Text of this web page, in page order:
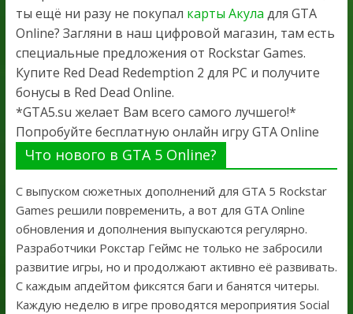
ты ещё ни разу не покупал карты Акула для GTA
Online? Загляни в наш цифровой магазин, там есть
специальные предложения от Rockstar Games.
Купите Red Dead Redemption 2 для PC и получите
бонусы в Red Dead Online.
*GTA5.su желает Вам всего самого лучшего!*
Попробуйте бесплатную онлайн игру GTA Online
Что нового в GTA 5 Online?
С выпуском сюжетных дополнений для GTA 5 Rockstar
Games решили повременить, а вот для GTA Online
обновления и дополнения выпускаются регулярно.
Разработчики Рокстар Геймс не только не забросили
развитие игры, но и продолжают активно её развивать.
С каждым апдейтом фиксятся баги и банятся читеры.
Каждую неделю в игре проводятся мероприятия Social